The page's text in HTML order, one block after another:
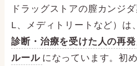
ドラッグストアの膣カンジ
L、メディトリートなど）は、
診断・治療を受けた人の再
ルール になっています。初